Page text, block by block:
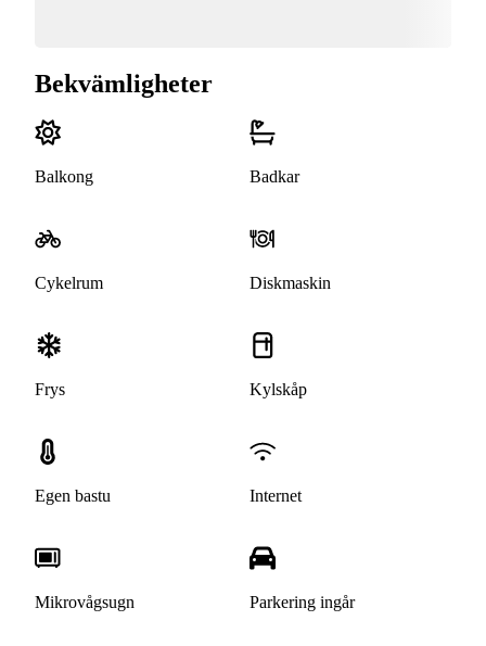
Bekvämligheter
Balkong Badkar
Cykelrum Diskmaskin
Frys Kylskåp
Egen bastu Internet
Mikrovågsugn Parkering ingår